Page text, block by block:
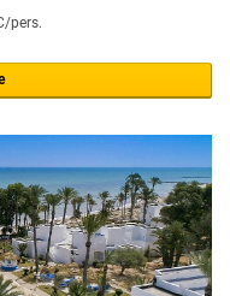
pers.